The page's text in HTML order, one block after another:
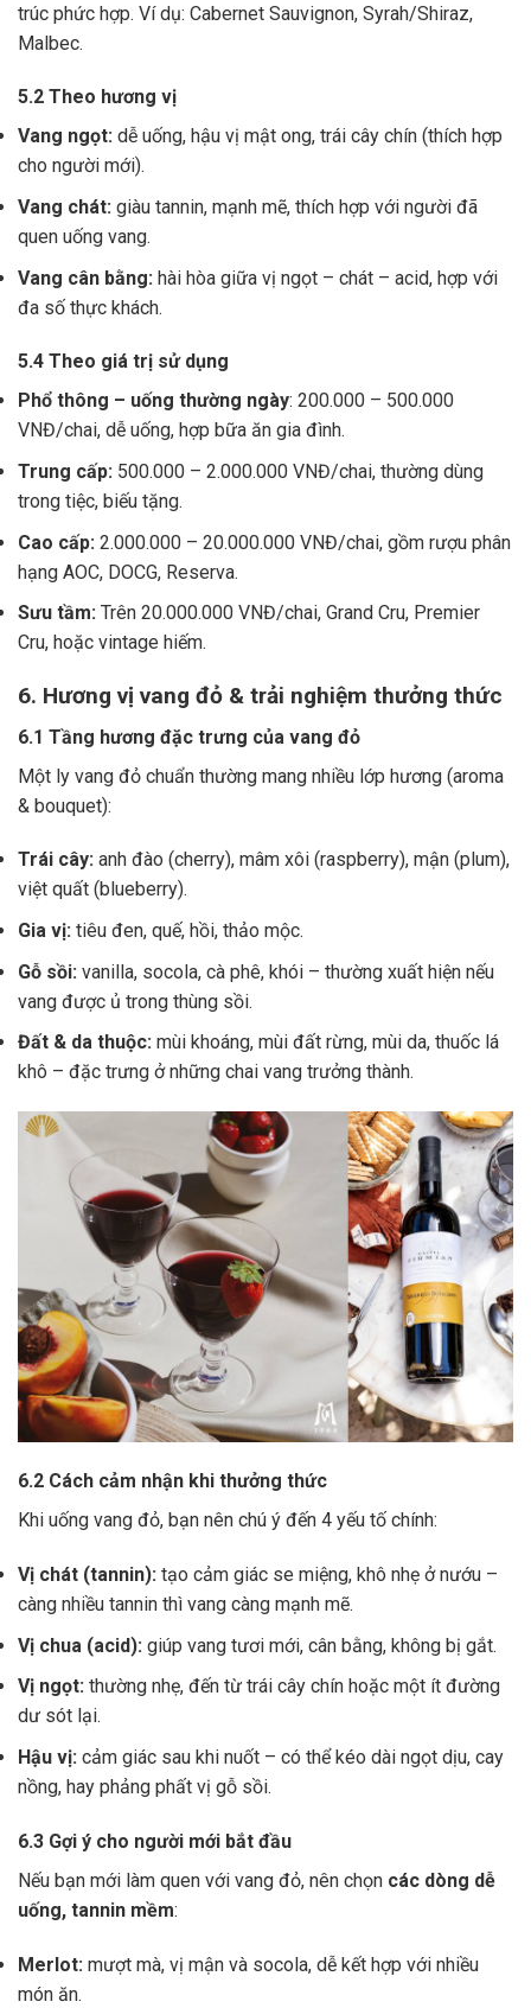
trúc phức hợp. Ví dụ: Cabernet Sauvignon, Syrah/Shiraz,
Malbec.
5.2 Theo hương vị
Vang ngọt: dễ uống, hậu vị mật ong, trái cây chín (thích hợp
cho người mới).
Vang chát: giàu tannin, mạnh mẽ, thích hợp với người đã
quen uống vang.
Vang cân bằng: hài hòa giữa vị ngọt – chát – acid, hợp với
đa số thực khách.
5.4 Theo giá trị sử dụng
Phổ thông – uống thường ngày: 200.000 – 500.000
VNĐ/chai, dễ uống, hợp bữa ăn gia đình.
Trung cấp: 500.000 – 2.000.000 VNĐ/chai, thường dùng
trong tiệc, biếu tặng.
Cao cấp: 2.000.000 – 20.000.000 VNĐ/chai, gồm rượu phân
hạng AOC, DOCG, Reserva.
Sưu tầm: Trên 20.000.000 VNĐ/chai, Grand Cru, Premier
Cru, hoặc vintage hiếm.
6. Hương vị vang đỏ & trải nghiệm thưởng thức
6.1 Tầng hương đặc trưng của vang đỏ
Một ly vang đỏ chuẩn thường mang nhiều lớp hương (aroma
& bouquet):
Trái cây: anh đào (cherry), mâm xôi (raspberry), mận (plum),
việt quất (blueberry).
Gia vị: tiêu đen, quế, hồi, thảo mộc.
Gỗ sồi: vanilla, socola, cà phê, khói – thường xuất hiện nếu
vang được ủ trong thùng sồi.
Đất & da thuộc: mùi khoáng, mùi đất rừng, mùi da, thuốc lá
khô – đặc trưng ở những chai vang trưởng thành.
6.2 Cách cảm nhận khi thưởng thức
Khi uống vang đỏ, bạn nên chú ý đến 4 yếu tố chính:
Vị chát (tannin): tạo cảm giác se miệng, khô nhẹ ở nướu –
càng nhiều tannin thì vang càng mạnh mẽ.
Vị chua (acid): giúp vang tươi mới, cân bằng, không bị gắt.
Vị ngọt: thường nhẹ, đến từ trái cây chín hoặc một ít đường
dư sót lại.
Hậu vị: cảm giác sau khi nuốt – có thể kéo dài ngọt dịu, cay
nồng, hay phảng phất vị gỗ sồi.
6.3 Gợi ý cho người mới bắt đầu
Nếu bạn mới làm quen với vang đỏ, nên chọn các dòng dễ
uống, tannin mềm:
Merlot: mượt mà, vị mận và socola, dễ kết hợp với nhiều
món ăn.